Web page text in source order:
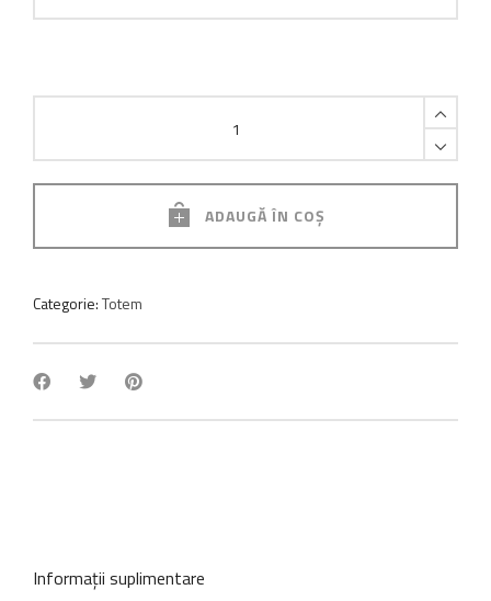
ADAUGĂ ÎN COȘ
Categorie:Totem
Informații suplimentare